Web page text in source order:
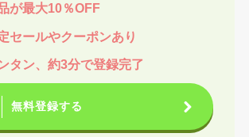
が最大10％OFF
セールやクーポンあり
タン、約3分で登録完了
無料登録する